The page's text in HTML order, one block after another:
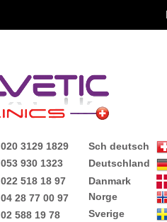
020 3129 1829
053 930 1323
022 518 18 97
04 28 77 00 97
02 588 19 78
Sch deutsch
Deutschland
Danmark
Norge
Sverige